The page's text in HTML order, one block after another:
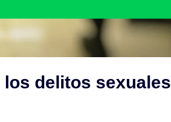
delitos sexuales